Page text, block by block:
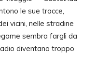
le sue tracce,
vicini, nelle stradine
sembra fargli da
diventano troppo